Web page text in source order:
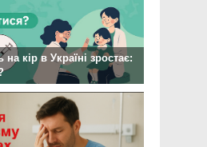
кір в Україні зростає: